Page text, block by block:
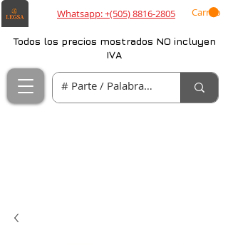
Whatsapp: +(505) 8816-2805 Carrito
Todos los precios mostrados NO incluyen
IVA